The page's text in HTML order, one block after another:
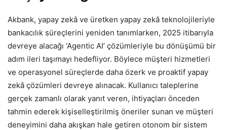
Akbank, yapay zekâ ve üretken yapay zekâ teknolojileriyle
bankacılık süreçlerini yeniden tanımlarken, 2025 itibarıyla
devreye alacağı ‘Agentic AI’ çözümleriyle bu dönüşümü bir
adım ileri taşımayı hedefliyor. Böylece müşteri hizmetleri
ve operasyonel süreçlerde daha özerk ve proaktif yapay
zekâ çözümleri devreye alınacak. Kullanıcı taleplerine
gerçek zamanlı olarak yanıt veren, ihtiyaçları önceden
tahmin ederek kişiselleştirilmiş öneriler sunan ve müşteri
deneyimini daha akışkan hale getiren otonom bir sistem